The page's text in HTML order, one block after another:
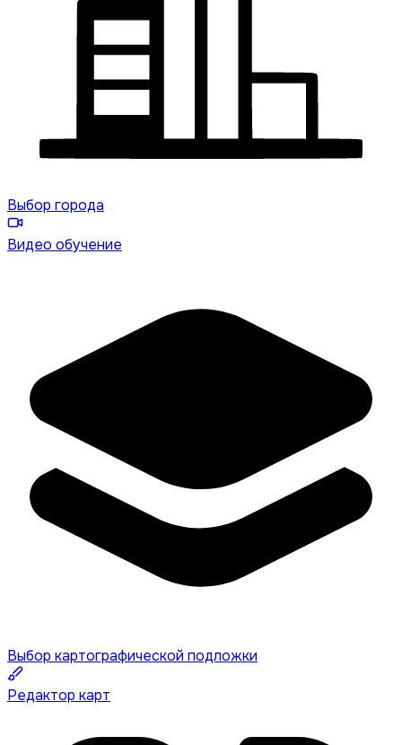
Выбор города
Видео обучение
Выбор картографической подложки
Редактор карт